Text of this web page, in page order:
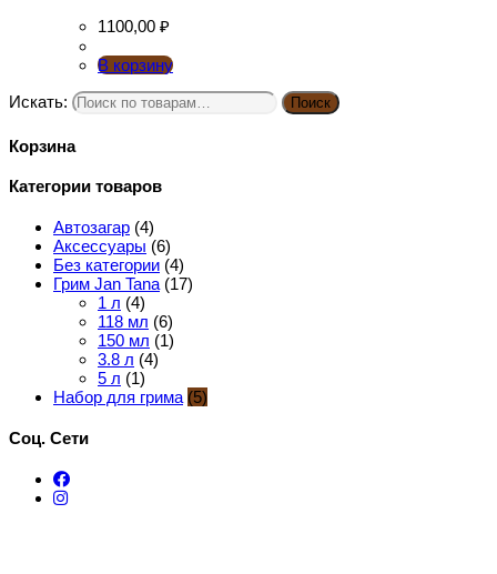
1100,00 ₽
В корзину
Искать:
Поиск
Корзина
Категории товаров
Автозагар (4)
Аксессуары (6)
Без категории (4)
Грим Jan Tana (17)
1 л (4)
118 мл (6)
150 мл (1)
3.8 л (4)
5 л (1)
Набор для грима (5)
Соц. Сети